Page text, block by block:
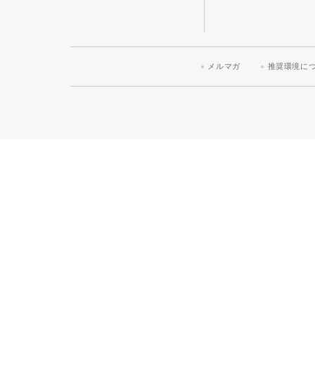
メルマガ 推奨環境に